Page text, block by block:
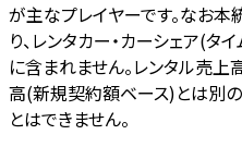
が主なプレイヤーです。なお
り、レンタカー・カーシェア(タ
に含まれません。レンタル売
高(新規契約額ベース)とは別
とはできません。